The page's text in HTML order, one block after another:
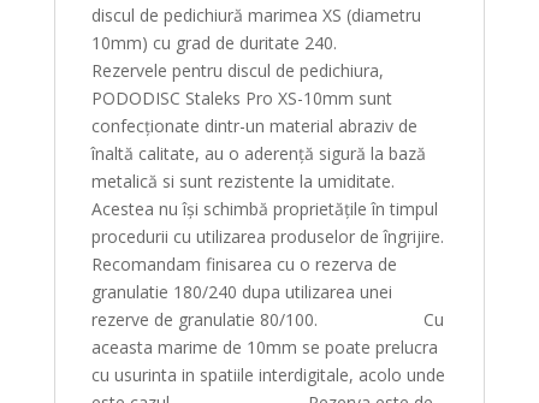
discul de pedichiură marimea XS (diametru
10mm) cu grad de duritate 240.
Rezervele pentru discul de pedichiura,
PODODISC Staleks Pro XS-10mm sunt
confecționate dintr-un material abraziv de
înaltă calitate, au o aderență sigură la bază
metalică si sunt rezistente la umiditate.
Acestea nu își schimbă proprietățile în timpul
procedurii cu utilizarea produselor de îngrijire.
Recomandam finisarea cu o rezerva de
granulatie 180/240 dupa utilizarea unei
rezerve de granulatie 80/100. Cu
aceasta marime de 10mm se poate prelucra
cu usurinta in spatiile interdigitale, acolo unde